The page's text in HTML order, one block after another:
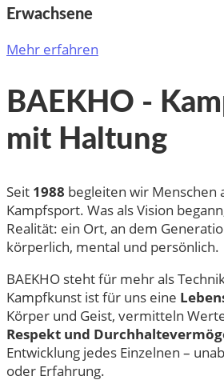
Erwachsene
Mehr erfahren
BAEKHO -
mit Haltung
Seit 1988 begleiten wir Menschen
Kampfsport. Was als Vision
Realität: ein Ort, an dem
körperlich, mental und persönlich.
BAEKHO steht für mehr als
Kampfkunst ist für uns eine
Körper und Geist, vermitteln
Respekt und
Entwicklung jedes Einzelnen –
oder Erfahrung.